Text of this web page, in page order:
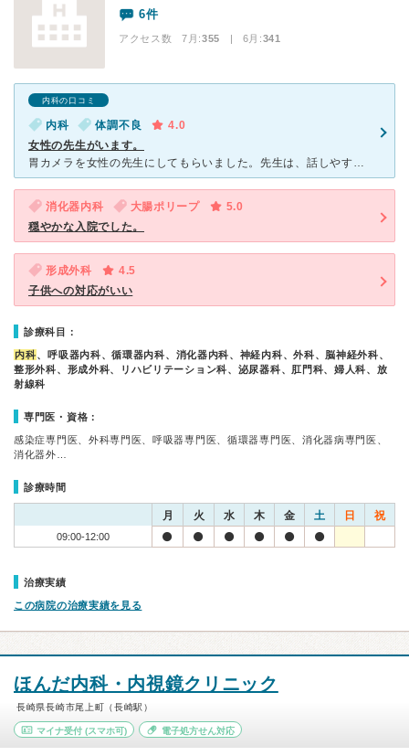
6件
アクセス数 7月:355 | 6月:341
内科の口コミ
内科 体調不良
4.0
女性の先生がいます。
胃カメラを女性の先生にしてもらいました。先生は、話しやすく優しい方でした。予約してから胃カメラをしてもらったので、待ち時間は少なかったです。しかし、胃カメラの予約が電話では出来なかったのが残念でした。
消化器内科 大腸ポリープ
5.0
穏やかな入院でした。
形成外科
4.5
子供への対応がいい
診療科目：
内科、呼吸器内科、循環器内科、消化器内科、神経内科、外科、脳神経外科、
整形外科、形成外科、リハビリテーション科、泌尿器科、肛門科、婦人科、放
射線科
専門医・資格：
感染症専門医、外科専門医、呼吸器専門医、循環器専門医、消化器病専門医、
消化器外…
診療時間
月 火 水 木 金 土 日 祝
09:00-12:00
治療実績
この病院の治療実績を見る
ほんだ内科・内視鏡クリニック
長崎県長崎市尾上町（長崎駅）
マイナ受付 (スマホ可) 電子処方せん対応